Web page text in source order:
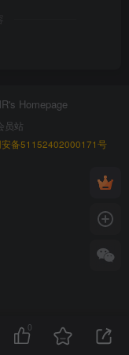
Homepage
员站
安备51152402000171号
0